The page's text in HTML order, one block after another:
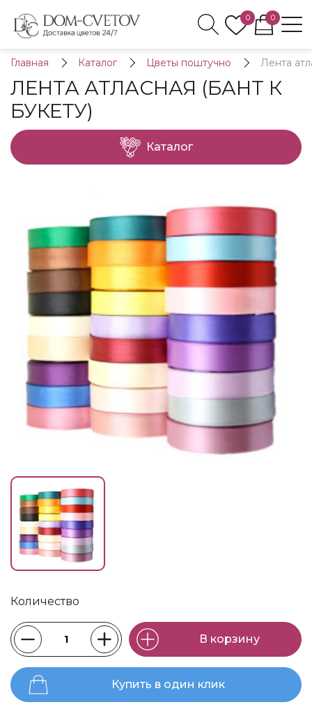
0 0
Главная Каталог Цветы поштучно Лента
ЛЕНТА АТЛАСНАЯ (БАНТ К
БУКЕТУ)
Каталог
Количество
В корзину
Купить в один клик